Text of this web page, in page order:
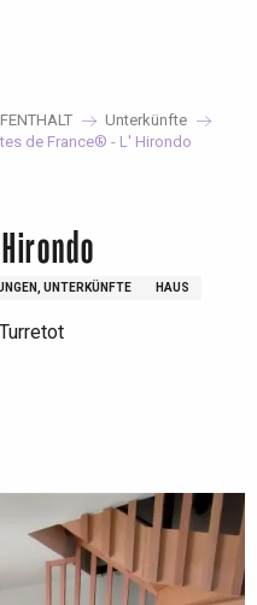
Unterkünfte
de France® - L' Hirondo
UNTERKÜNFTE HAUS